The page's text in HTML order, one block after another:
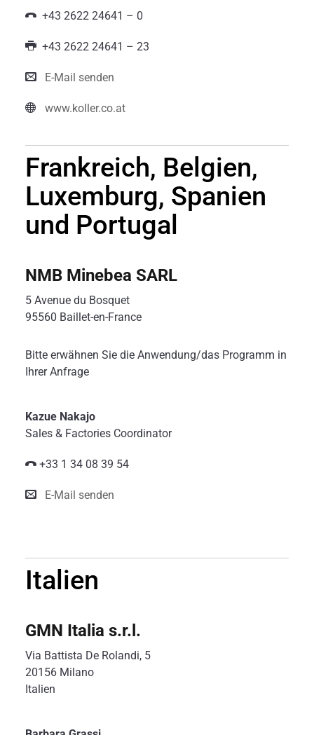
+43 2622 24641 – 0
+43 2622 24641 – 23
E-Mail senden
www.koller.co.at
Frankreich, Belgien,
Luxemburg, Spanien
und Portugal
NMB Minebea SARL
5 Avenue du Bosquet
95560 Baillet-en-France
Bitte erwähnen Sie die Anwendung/das Programm in
Ihrer Anfrage
Kazue Nakajo
Sales & Factories Coordinator
+33 1 34 08 39 54
E-Mail senden
Italien
GMN Italia s.r.l.
Via Battista De Rolandi, 5
20156 Milano
Italien